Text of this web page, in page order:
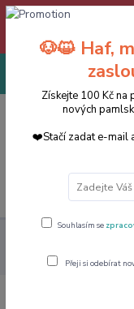
Jsme tu pro Vás pro
12:00 -14:00) na tel.
objednávku s
PO - PÁ 8:00 - 17:00
12:00 -13:00)
hruď:32cm, krk:24-26cm
🐶😺 Haf,
Získejte 100 Kč na
nových
❤️Stačí zadat e-mail
Souhlasím se
Přeji si odebírat